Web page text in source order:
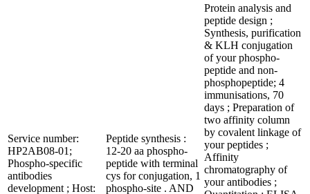
Service number:
HP2AB08-01;
Phospho-specific
antibodies
development ; Host:
Peptide synthesis :
12-20 aa phospho-
peptide with terminal
cys for conjugation, 1
phospho-site . AND
Protein analysis and
peptide design ;
Synthesis, purification
& KLH conjugation
of your phospho-
peptide and non-
phosphopeptide; 4
immunisations, 70
days ; Preparation of
two affinity column
by covalent linkage of
your peptides ;
Affinity
chromatography of
your antibodies ;